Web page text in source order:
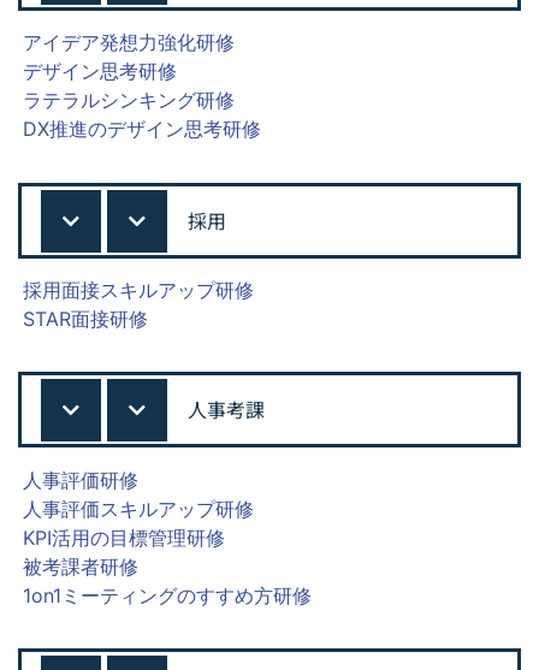
アイデア発想力強化研修
デザイン思考研修
ラテラルシンキング研修
DX推進のデザイン思考研修
採用
採用面接スキルアップ研修
STAR面接研修
人事考課
人事評価研修
人事評価スキルアップ研修
KPI活用の目標管理研修
被考課者研修
1on1ミーティングのすすめ方研修